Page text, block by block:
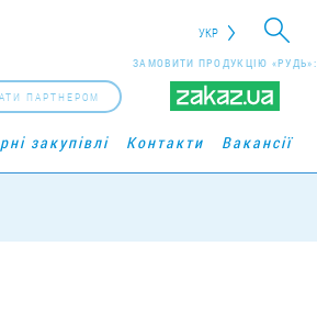
УКР
ЗАМОВИТИ ПРОДУКЦІЮ «РУДЬ»:
ПАРТНЕРОМ
закупівлі Контакти Вакансії